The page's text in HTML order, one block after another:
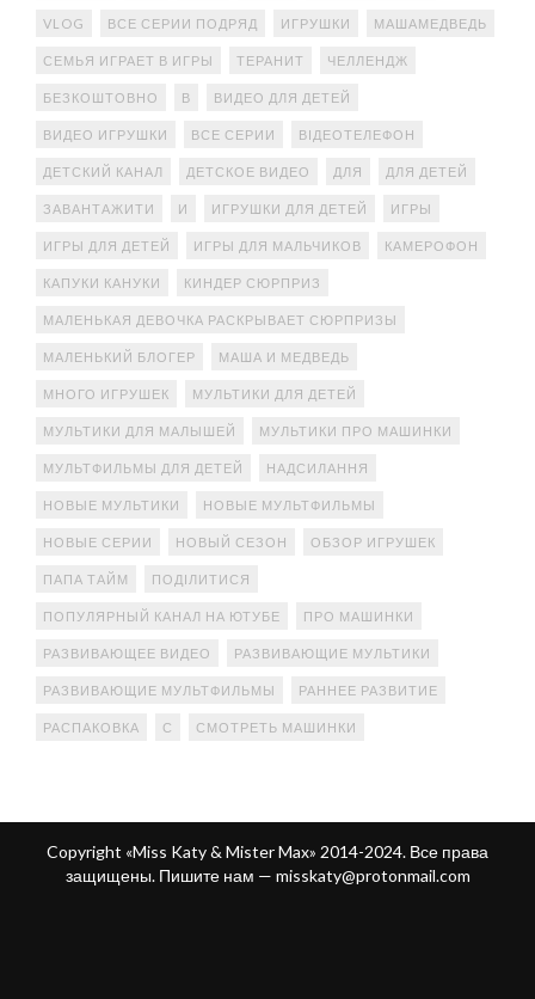
VLOG ВСЕ СЕРИИ ПОДРЯД ИГРУШКИ МАШАМЕДВЕДЬ
СЕМЬЯ ИГРАЕТ В ИГРЫ ТЕРАНИТ ЧЕЛЛЕНДЖ
БЕЗКОШТОВНО В ВИДЕО ДЛЯ ДЕТЕЙ
ВИДЕО ИГРУШКИ ВСЕ СЕРИИ ВІДЕОТЕЛЕФОН
ДЕТСКИЙ КАНАЛ ДЕТСКОЕ ВИДЕО ДЛЯ ДЛЯ ДЕТЕЙ
ЗАВАНТАЖИТИ И ИГРУШКИ ДЛЯ ДЕТЕЙ ИГРЫ
ИГРЫ ДЛЯ ДЕТЕЙ ИГРЫ ДЛЯ МАЛЬЧИКОВ КАМЕРОФОН
КАПУКИ КАНУКИ КИНДЕР СЮРПРИЗ
МАЛЕНЬКАЯ ДЕВОЧКА РАСКРЫВАЕТ СЮРПРИЗЫ
МАЛЕНЬКИЙ БЛОГЕР МАША И МЕДВЕДЬ
МНОГО ИГРУШЕК МУЛЬТИКИ ДЛЯ ДЕТЕЙ
МУЛЬТИКИ ДЛЯ МАЛЫШЕЙ МУЛЬТИКИ ПРО МАШИНКИ
МУЛЬТФИЛЬМЫ ДЛЯ ДЕТЕЙ НАДСИЛАННЯ
НОВЫЕ МУЛЬТИКИ НОВЫЕ МУЛЬТФИЛЬМЫ
НОВЫЕ СЕРИИ НОВЫЙ СЕЗОН ОБЗОР ИГРУШЕК
ПАПА ТАЙМ ПОДІЛИТИСЯ
ПОПУЛЯРНЫЙ КАНАЛ НА ЮТУБЕ ПРО МАШИНКИ
РАЗВИВАЮЩЕЕ ВИДЕО РАЗВИВАЮЩИЕ МУЛЬТИКИ
РАЗВИВАЮЩИЕ МУЛЬТФИЛЬМЫ РАННЕЕ РАЗВИТИЕ
РАСПАКОВКА С СМОТРЕТЬ МАШИНКИ
Copyright «Miss Katy & Mister Max» 2014-2024. Все права
защищены. Пишите нам — misskaty@protonmail.com